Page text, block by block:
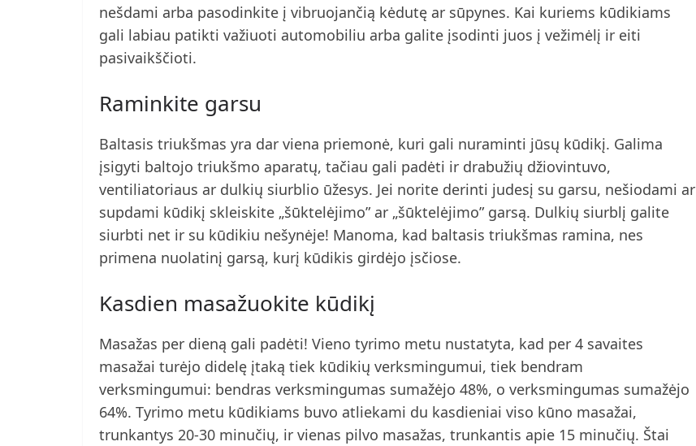
nešdami arba pasodinkite į vibruojančią kėdutę ar sūpynes. Kai kuriems kūdikiams
gali labiau patikti važiuoti automobiliu arba galite įsodinti juos į vežimėlį ir eiti
pasivaikščioti.
Raminkite garsu
Baltasis triukšmas yra dar viena priemonė, kuri gali nuraminti jūsų kūdikį. Galima
įsigyti baltojo triukšmo aparatų, tačiau gali padėti ir drabužių džiovintuvo,
ventiliatoriaus ar dulkių siurblio ūžesys. Jei norite derinti judesį su garsu, nešiodami ar
supdami kūdikį skleiskite „šūktelėjimo” ar „šūktelėjimo” garsą. Dulkių siurblį galite
siurbti net ir su kūdikiu nešynėje! Manoma, kad baltasis triukšmas ramina, nes
primena nuolatinį garsą, kurį kūdikis girdėjo įsčiose.
Kasdien masažuokite kūdikį
Masažas per dieną gali padėti! Vieno tyrimo metu nustatyta, kad per 4 savaites
masažai turėjo didelę įtaką tiek kūdikių verksmingumui, tiek bendram
verksmingumui: bendras verksmingumas sumažėjo 48%, o verksmingumas sumažėjo
64%. Tyrimo metu kūdikiams buvo atliekami du kasdieniai viso kūno masažai,
trunkantys 20-30 minučių, ir vienas pilvo masažas, trunkantis apie 15 minučių. Štai